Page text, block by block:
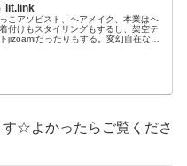
lit.link
こアソビスト、ヘアメイク、本業はヘ
付けもスタイリングもするし、架空テ
jizoamiだったりもする。変幻自在なた
☆よかったらご覧くださ